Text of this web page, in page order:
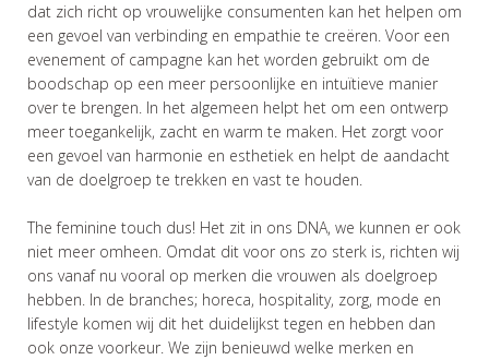
dat zich richt op vrouwelijke consumenten kan het helpen om
een gevoel van verbinding en empathie te creëren. Voor een
evenement of campagne kan het worden gebruikt om de
boodschap op een meer persoonlijke en intuïtieve manier
over te brengen. In het algemeen helpt het om een ontwerp
meer toegankelijk, zacht en warm te maken. Het zorgt voor
een gevoel van harmonie en esthetiek en helpt de aandacht
van de doelgroep te trekken en vast te houden.
The feminine touch dus! Het zit in ons DNA, we kunnen er ook
niet meer omheen. Omdat dit voor ons zo sterk is, richten wij
ons vanaf nu vooral op merken die vrouwen als doelgroep
hebben. In de branches; horeca, hospitality, zorg, mode en
lifestyle komen wij dit het duidelijkst tegen en hebben dan
ook onze voorkeur. We zijn benieuwd welke merken en